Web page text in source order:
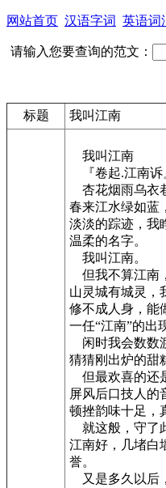
网站首页 汉语字词 英语词
请输入您要查询的范文：
标题 我叫江南
我叫江南
『卷起.江南诉
杏花烟雨乌衣
春来江水绿如蓝
淡淡的踪迹，我
温柔的名字。
我叫江南。
但我不算江南
山灵城有城灵，
修不成人身，能
一任“江南”的出
闲时我会数数
猜猜刚出炉的甜
但最欢喜的还
屏风后口技人的
顿挫韵味十足，
就这般，守了
江南好，几堵白
誉。
又是多久以后